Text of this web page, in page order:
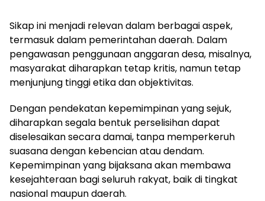
Sikap ini menjadi relevan dalam berbagai aspek,
termasuk dalam pemerintahan daerah. Dalam
pengawasan penggunaan anggaran desa, misalnya,
masyarakat diharapkan tetap kritis, namun tetap
menjunjung tinggi etika dan objektivitas.
Dengan pendekatan kepemimpinan yang sejuk,
diharapkan segala bentuk perselisihan dapat
diselesaikan secara damai, tanpa memperkeruh
suasana dengan kebencian atau dendam.
Kepemimpinan yang bijaksana akan membawa
kesejahteraan bagi seluruh rakyat, baik di tingkat
nasional maupun daerah.